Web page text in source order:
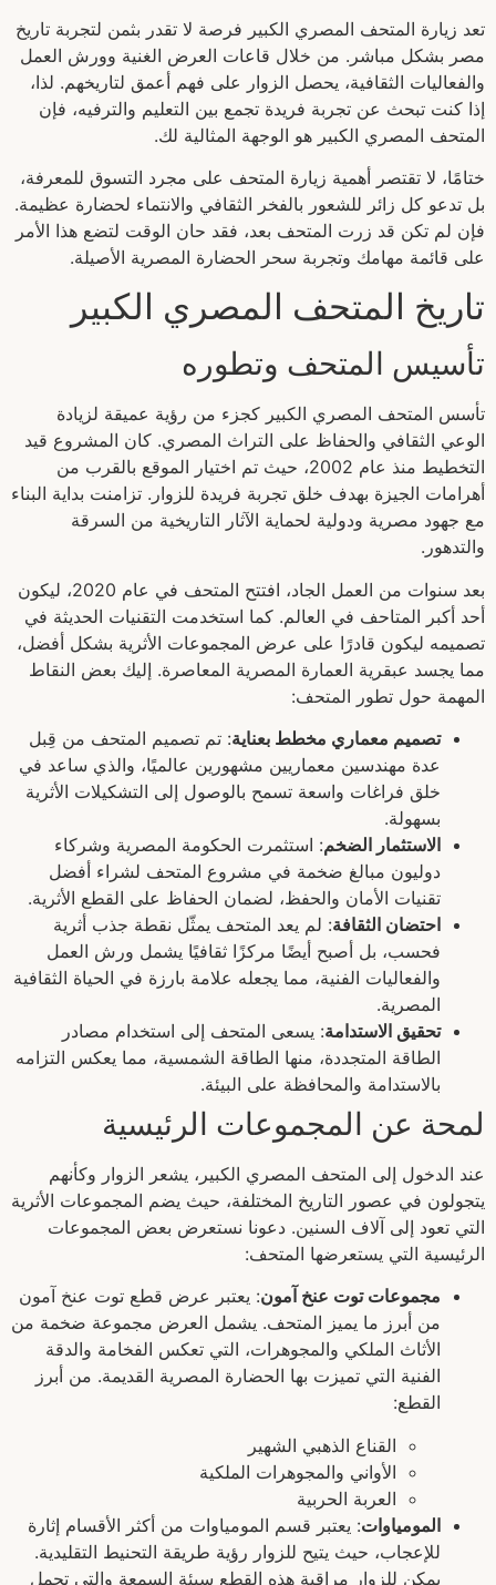
تعد زيارة المتحف المصري الكبير فرصة لا تقدر بثمن لتجربة تاريخ
مصر بشكل مباشر. من خلال قاعات العرض الغنية وورش العمل
والفعاليات الثقافية، يحصل الزوار على فهم أعمق لتاريخهم. لذا،
إذا كنت تبحث عن تجربة فريدة تجمع بين التعليم والترفيه، فإن
المتحف المصري الكبير هو الوجهة المثالية لك.
ختامًا، لا تقتصر أهمية زيارة المتحف على مجرد التسوق للمعرفة،
بل تدعو كل زائر للشعور بالفخر الثقافي والانتماء لحضارة عظيمة.
فإن لم تكن قد زرت المتحف بعد، فقد حان الوقت لتضع هذا الأمر
على قائمة مهامك وتجربة سحر الحضارة المصرية الأصيلة.
تاريخ المتحف المصري الكبير
تأسيس المتحف وتطوره
تأسس المتحف المصري الكبير كجزء من رؤية عميقة لزيادة
الوعي الثقافي والحفاظ على التراث المصري. كان المشروع قيد
التخطيط منذ عام 2002، حيث تم اختيار الموقع بالقرب من
أهرامات الجيزة بهدف خلق تجربة فريدة للزوار. تزامنت بداية البناء
مع جهود مصرية ودولية لحماية الآثار التاريخية من السرقة
والتدهور.
بعد سنوات من العمل الجاد، افتتح المتحف في عام 2020، ليكون
أحد أكبر المتاحف في العالم. كما استخدمت التقنيات الحديثة في
تصميمه ليكون قادرًا على عرض المجموعات الأثرية بشكل أفضل،
مما يجسد عبقرية العمارة المصرية المعاصرة. إليك بعض النقاط
المهمة حول تطور المتحف:
تصميم معماري مخطط بعناية: تم تصميم المتحف من قِبل
عدة مهندسين معماريين مشهورين عالميًا، والذي ساعد في
خلق فراغات واسعة تسمح بالوصول إلى التشكيلات الأثرية
بسهولة.
الاستثمار الضخم: استثمرت الحكومة المصرية وشركاء
دوليون مبالغ ضخمة في مشروع المتحف لشراء أفضل
تقنيات الأمان والحفظ، لضمان الحفاظ على القطع الأثرية.
احتضان الثقافة: لم يعد المتحف يمثّل نقطة جذب أثرية
فحسب، بل أصبح أيضًا مركزًا ثقافيًا يشمل ورش العمل
والفعاليات الفنية، مما يجعله علامة بارزة في الحياة الثقافية
المصرية.
تحقيق الاستدامة: يسعى المتحف إلى استخدام مصادر
الطاقة المتجددة، منها الطاقة الشمسية، مما يعكس التزامه
بالاستدامة والمحافظة على البيئة.
لمحة عن المجموعات الرئيسية
عند الدخول إلى المتحف المصري الكبير، يشعر الزوار وكأنهم
يتجولون في عصور التاريخ المختلفة، حيث يضم المجموعات الأثرية
التي تعود إلى آلاف السنين. دعونا نستعرض بعض المجموعات
الرئيسية التي يستعرضها المتحف:
مجموعات توت عنخ آمون: يعتبر عرض قطع توت عنخ آمون
من أبرز ما يميز المتحف. يشمل العرض مجموعة ضخمة من
الأثاث الملكي والمجوهرات، التي تعكس الفخامة والدقة
الفنية التي تميزت بها الحضارة المصرية القديمة. من أبرز
القطع:
القناع الذهبي الشهير
الأواني والمجوهرات الملكية
العربة الحربية
المومياوات: يعتبر قسم المومياوات من أكثر الأقسام إثارة
للإعجاب، حيث يتيح للزوار رؤية طريقة التحنيط التقليدية.
يمكن للزوار مراقبة هذه القطع سيئة السمعة والتي تحمل